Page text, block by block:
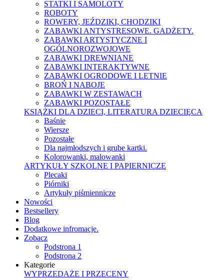
STATKI I SAMOLOTY
ROBOTY
ROWERY, JEŹDZIKI, CHODZIKI
ZABAWKI ANTYSTRESOWE. GADŻETY.
ZABAWKI ARTYSTYCZNE I
OGÓLNOROZWOJOWE
ZABAWKI DREWNIANE
ZABAWKI INTERAKTYWNE
ZABAWKI OGRODOWE I LETNIE
BROŃ I NABOJE
ZABAWKI W ZESTAWACH
ZABAWKI POZOSTAŁE
KSIĄŻKI DLA DZIECI, LITERATURA DZIECIĘCA
Baśnie
Wiersze
Pozostałe
Dla najmłodszych i grube kartki.
Kolorowanki, malowanki
ARTYKUŁY SZKOLNE I PAPIERNICZE
Plecaki
Piórniki
Artykuły piśmiennicze
Nowości
Bestsellery
Blog
Dodatkowe infromacje.
Zobacz
Podstrona 1
Podstrona 2
Kategorie
WYPRZEDAŻE I PRZECENY